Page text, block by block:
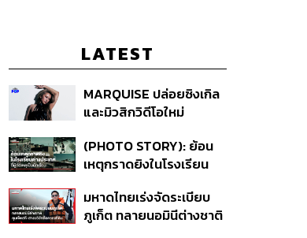
LATEST
MARQUISE ปล่อยซิงเกิล
และมิวสิกวิดีโอใหม่
สัมพันธ์สุด Toxic
(PHOTO STORY): ย้อน
เหตุกราดยิงในโรงเรียน
นักเรียน
มหาดไทยเร่งจัดระเบียบ
ภูเก็ต ทลายนอมินีต่างชาติ